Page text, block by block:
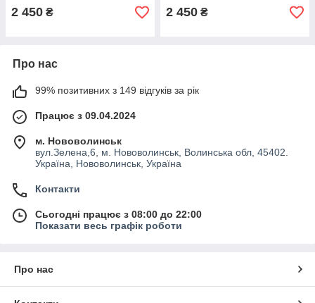
2 450 ₴ 2 450 ₴
Про нас
99% позитивних з 149 відгуків за рік
Працює з 09.04.2024
м. Нововолинськ
вул.Зелена,6, м. Нововолинськ, Волинська обл, 45402.
Україна, Нововолинськ, Україна
Контакти
Сьогодні працює з 08:00 до 22:00
Показати весь графік роботи
Про нас